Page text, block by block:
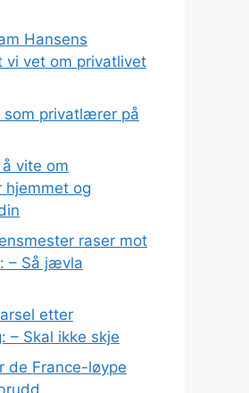
Hansens
vet om privatlivet
som privatlærer på
vite om
hjemmet og
raser mot
– Så jævla
etter
– Skal ikke skje
de France-løype